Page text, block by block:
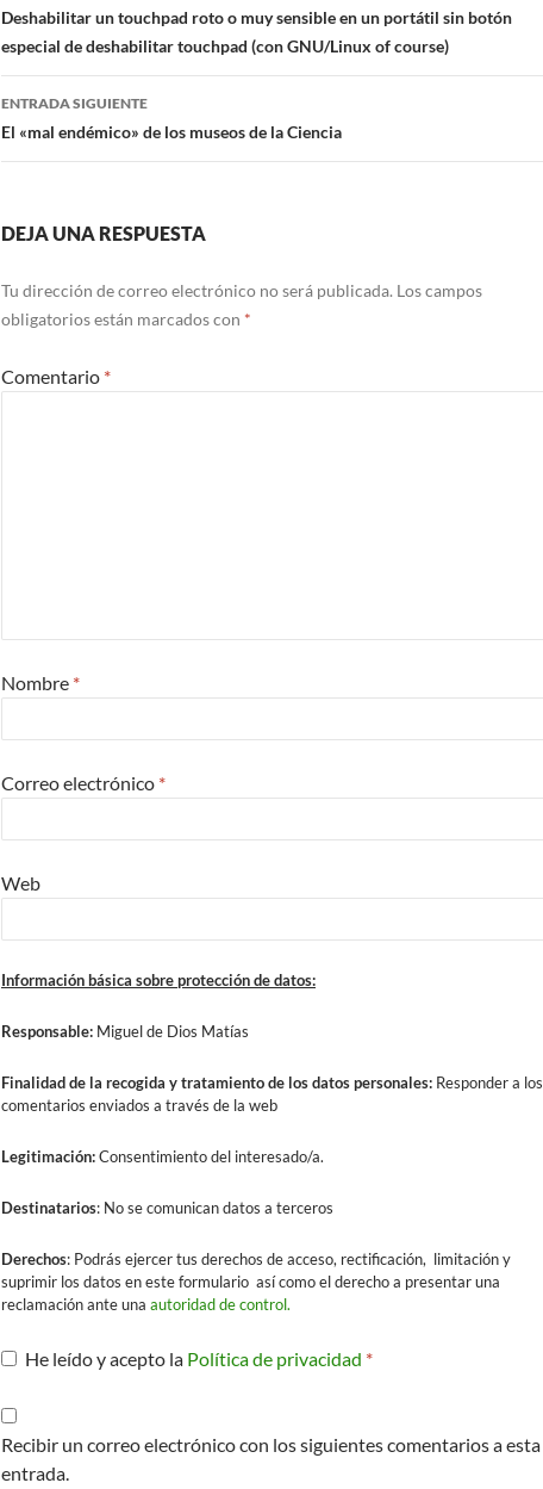
de
entradas
Deshabilitar un touchpad roto o muy sensible en un portátil sin botón
especial de deshabilitar touchpad (con GNU/Linux of course)
ENTRADA SIGUIENTE
El «mal endémico» de los museos de la Ciencia
DEJA UNA RESPUESTA
Tu dirección de correo electrónico no será publicada. Los campos
obligatorios están marcados con *
Comentario *
Nombre *
Correo electrónico *
Web
Información básica sobre protección de datos:
Responsable: Miguel de Dios Matías
Finalidadde la recogida y tratamiento de los datos personales: Responder a los
comentarios enviados a través de la web
Legitimación:Consentimiento del interesado/a.
Destinatarios: No se comunican datos a terceros
Derechos: Podrás ejercer tus derechos de acceso, rectificación, limitación y
suprimir los datos en este formulario así como el derecho a presentar una
reclamación ante una autoridad de control.
He leído y acepto la Política de privacidad *
Recibir un correo electrónico con los siguientes comentarios a esta
entrada.